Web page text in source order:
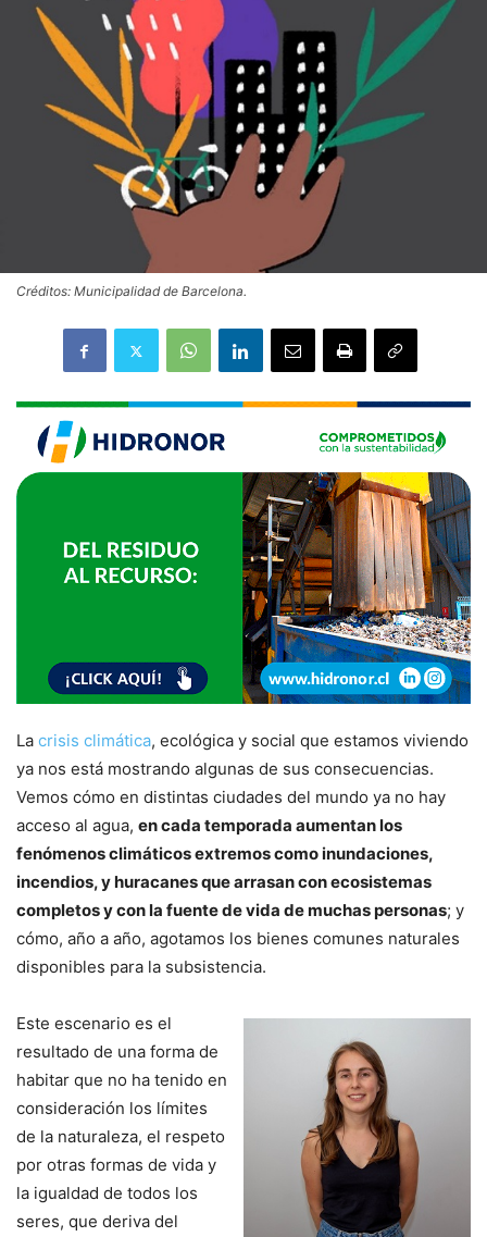
Créditos: Municipalidad de Barcelona.
La crisis climática, ecológica y social que estamos viviendo
ya nos está mostrando algunas de sus consecuencias.
Vemos cómo en distintas ciudades del mundo ya no hay
acceso al agua, en cada temporada aumentan los
fenómenos climáticos extremos como inundaciones,
incendios, y huracanes que arrasan con ecosistemas
completos y con la fuente de vida de muchas personas; y
cómo, año a año, agotamos los bienes comunes naturales
disponibles para la subsistencia.
Este escenario es el
resultado de una forma de
habitar que no ha tenido en
consideración los límites
de la naturaleza, el respeto
por otras formas de vida y
la igualdad de todos los
seres, que deriva del